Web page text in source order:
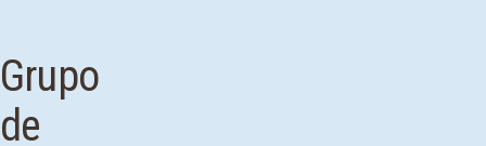
Grupo
de